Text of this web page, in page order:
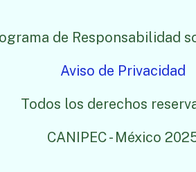
de Responsabilidad
Aviso de Privacidad
Todos los derechos
CANIPEC - México